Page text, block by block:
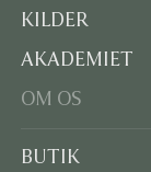
KILDER
AKADEMIET
OM OS
BUTIK